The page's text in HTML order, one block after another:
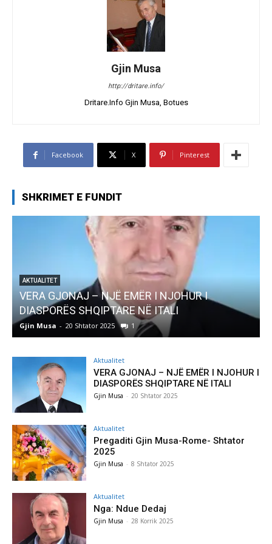
Gjin Musa
http://dritare.info/
Dritare.Info Gjin Musa, Botues
Facebook X Pinterest
SHKRIMET E FUNDIT
AKTUALITET
VERA GJONAJ – NJË EMËR I NJOHUR I
DIASPORËS SHQIPTARE NË ITALI
Gjin Musa - 20 Shtator 2025 1
Aktualitet
VERA GJONAJ – NJË EMËR I NJOHUR I
DIASPORËS SHQIPTARE NË ITALI
Gjin Musa - 20 Shtator 2025
Aktualitet
Pregaditi Gjin Musa-Rome- Shtator
2025
Gjin Musa - 8 Shtator 2025
Aktualitet
Nga: Ndue Dedaj
Gjin Musa - 28 Korrik 2025